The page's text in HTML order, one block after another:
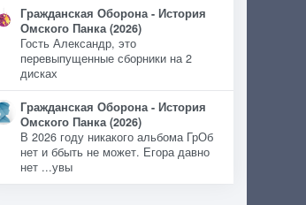
Гражданская Оборона - История
Омского Панка (2026)
Гость Александр, это
перевыпущенные сборники на 2
дисках
Гражданская Оборона - История
Омского Панка (2026)
В 2026 году никакого альбома ГрОб
нет и ббыть не может. Егора давно
нет ...увы